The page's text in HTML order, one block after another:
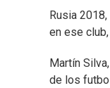
Rusia
en ese
Martín
de los